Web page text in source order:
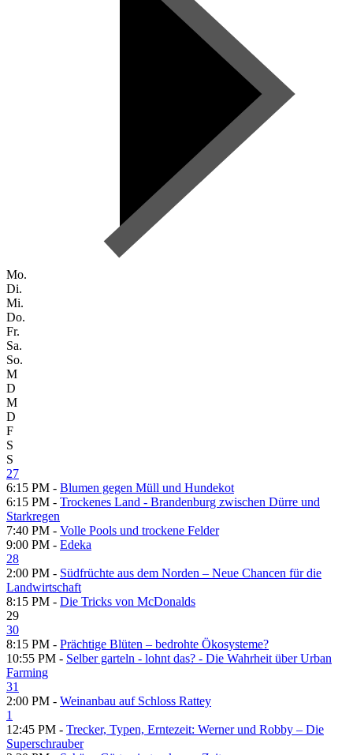
Mo.
Di.
Mi.
Do.
Fr.
Sa.
So.
M
D
M
D
F
S
S
27
6:15 PM - Blumen gegen Müll und Hundekot
6:15 PM - Trockenes Land - Brandenburg zwischen Dürre und
Starkregen
7:40 PM - Volle Pools und trockene Felder
9:00 PM - Edeka
28
2:00 PM - Südfrüchte aus dem Norden – Neue Chancen für die
Landwirtschaft
8:15 PM - Die Tricks von McDonalds
29
30
8:15 PM - Prächtige Blüten – bedrohte Ökosysteme?
10:55 PM - Selber garteln - lohnt das? - Die Wahrheit über Urban
Farming
31
2:00 PM - Weinanbau auf Schloss Rattey
1
12:45 PM - Trecker, Typen, Erntezeit: Werner und Robby – Die
Superschrauber